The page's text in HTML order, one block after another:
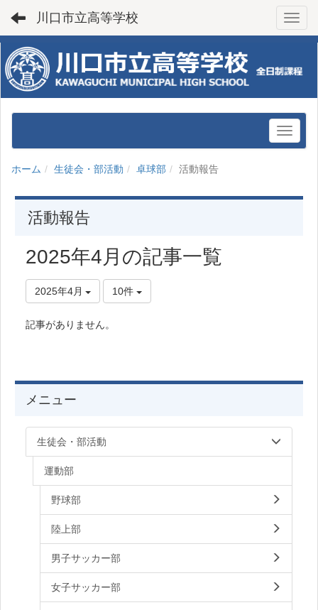
川口市立高等学校
ホーム 生徒会・部活動 卓球部 活動報告
活動報告
2025年4月の記事一覧
2025年4月 10件
記事がありません。
メニュー
生徒会・部活動
運動部
野球部
陸上部
男子サッカー部
女子サッカー部